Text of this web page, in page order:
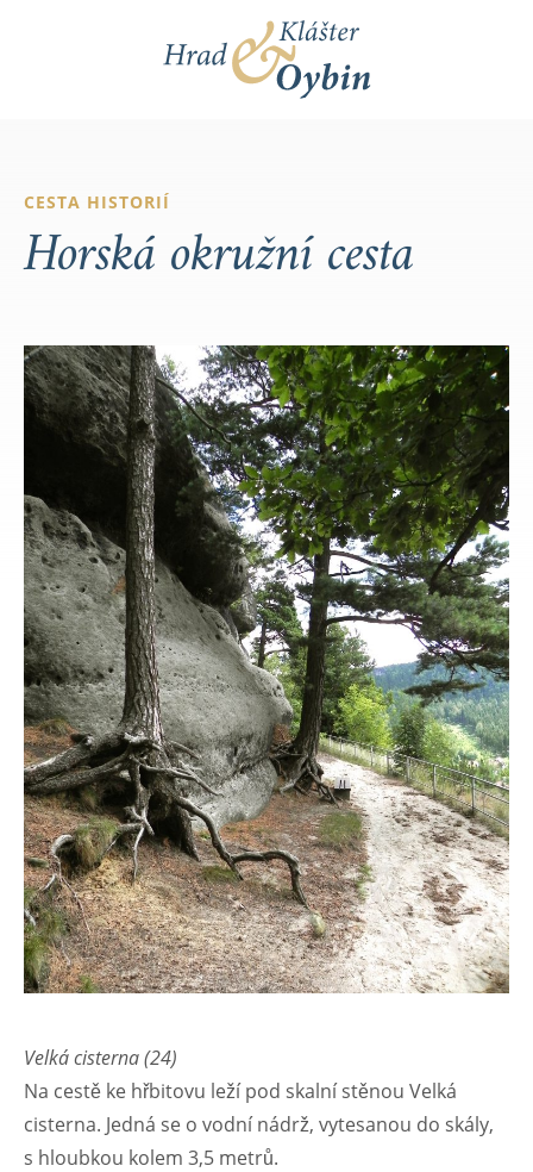
CESTA HISTORIÍ
Horská okružní cesta
Velká cisterna (24)
Na cestě ke hřbitovu leží pod skalní stěnou Velká
cisterna. Jedná se o vodní nádrž, vytesanou do skály,
s hloubkou kolem 3,5 metrů.